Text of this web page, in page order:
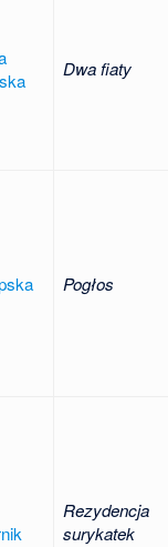
Dwa fiaty
Pogłos
Rezydencja
surykatek